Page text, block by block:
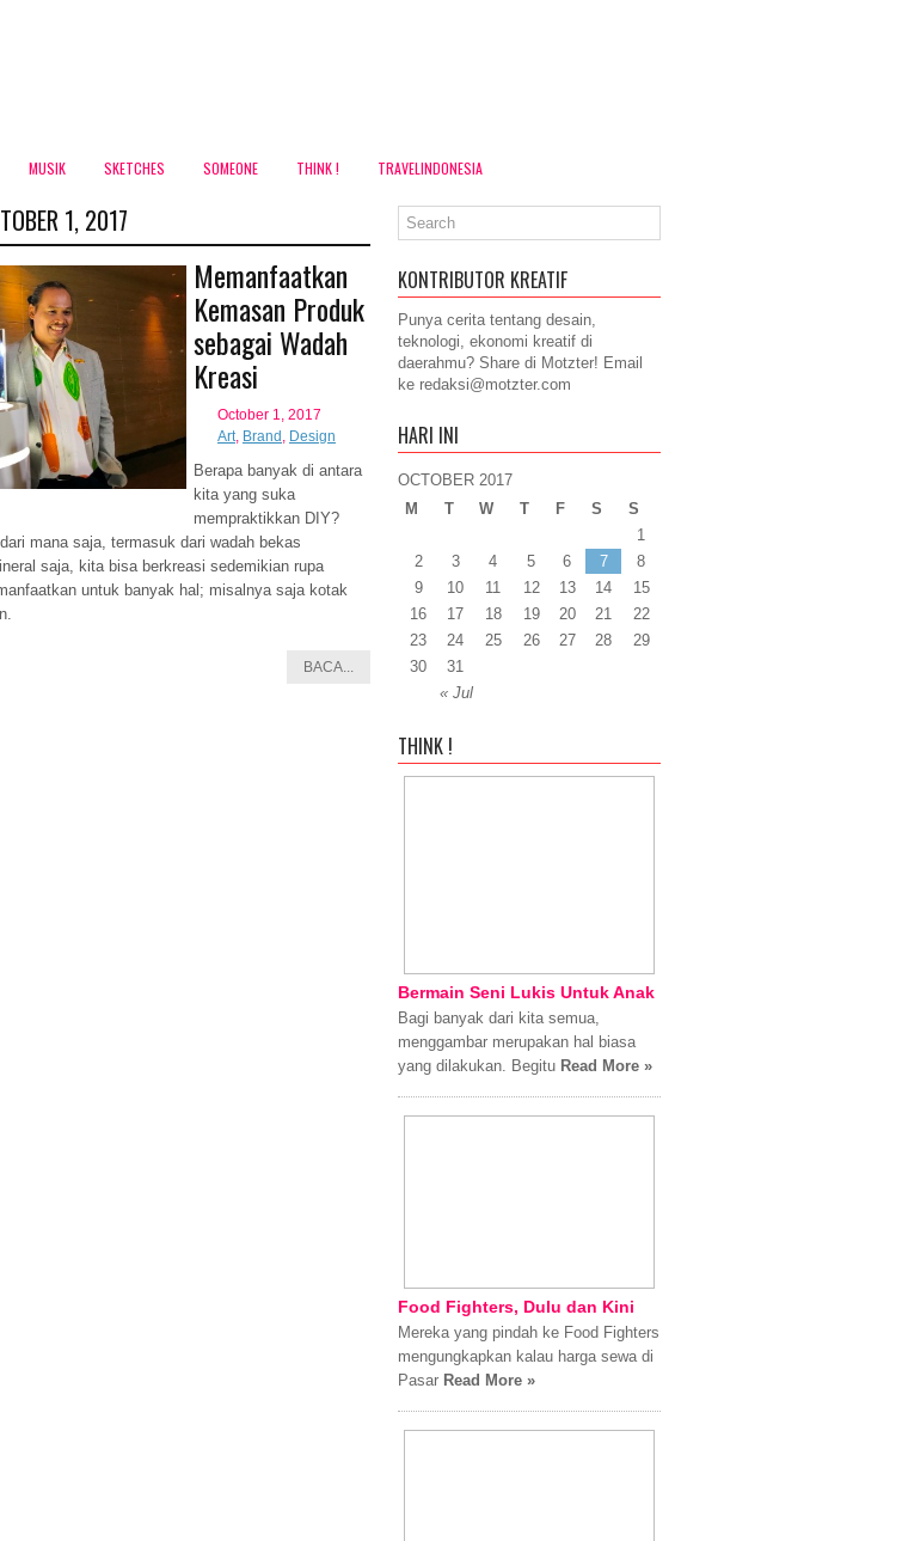
MUSIK SKETCHES SOMEONE THINK ! TRAVELINDONESIA
1, 2017
Memanfaatkan
Kemasan Produk
sebagai Wadah
Kreasi
October 1, 2017
Art, Brand , Design
Berapa banyak di antara
kita yang suka
mempraktikkan DIY?
mana saja, termasuk dari wadah bekas
saja, kita bisa berkreasi sedemikian rupa
untuk banyak hal; misalnya saja kotak
BACA...
KONTRIBUTOR KREATIF
Punya cerita tentang desain,
teknologi, ekonomi kreatif di
daerahmu? Share di Motzter! Email
ke redaksi@motzter.com
HARI INI
OCTOBER 2017
M
T W T F S S
« Jul
1
2
3 4 5 6 7
8
9
10 11 12 13 14
15
16
17 18 19 20 21
22
23
24 25 26 27 28
29
30
31
THINK !
Bermain Seni Lukis Untuk Anak
Bagi banyak dari kita semua,
menggambar merupakan hal biasa
yang dilakukan. Begitu Read More »
Food Fighters, Dulu dan Kini
Mereka yang pindah ke Food Fighters
mengungkapkan kalau harga sewa di
Pasar Read More »